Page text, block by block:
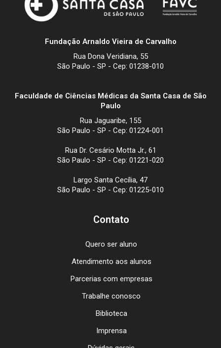
Fundação Arnaldo Vieira de Carvalho
Rua Dona Veridiana, 55
São Paulo - SP - Cep: 01238-010
Faculdade de Ciências Médicas da Santa Casa de São
Paulo
Rua Jaguaribe, 155
São Paulo - SP - Cep: 01224-001
Rua Dr. Cesário Motta Jr., 61
São Paulo - SP - Cep: 01221-020
Largo Santa Cecília, 47
São Paulo - SP - Cep: 01225-010
Contato
Quero ser aluno
Atendimento aos alunos
Parcerias com empresas
Trabalhe conosco
Biblioteca
Imprensa